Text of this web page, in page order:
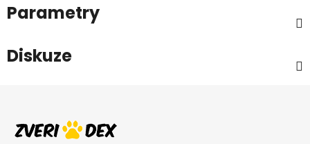
Parametry
Diskuze